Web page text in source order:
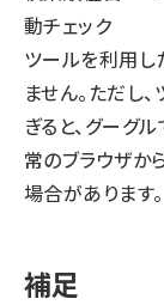
動チェック
ツールを利用し
ません。ただし
ぎると、グーグ
常のブラウザか
場合があります。
補足